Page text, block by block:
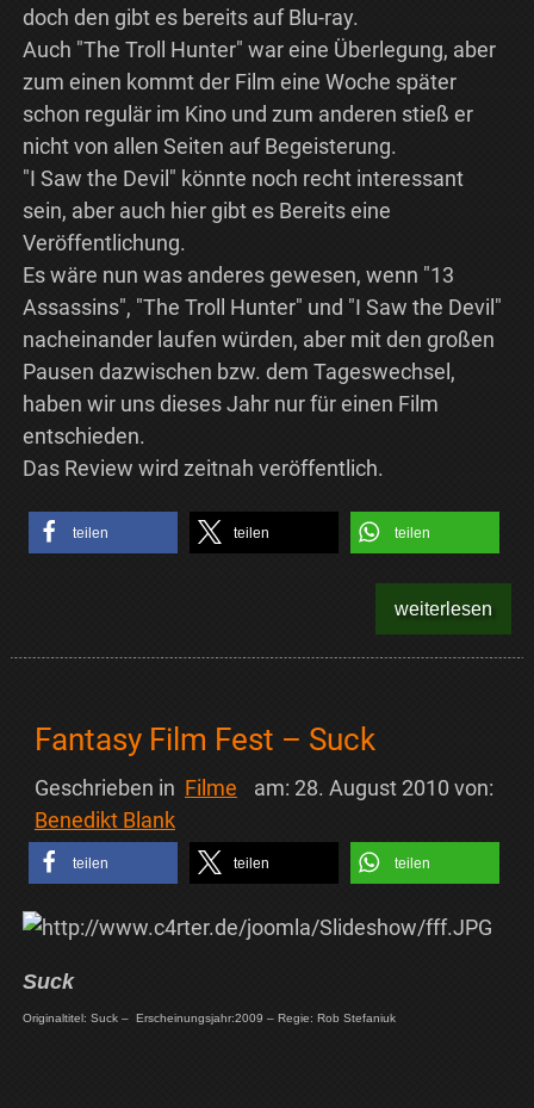
doch den gibt es bereits auf Blu-ray.
Auch "The Troll Hunter" war eine Überlegung, aber
zum einen kommt der Film eine Woche später
schon regulär im Kino und zum anderen stieß er
nicht von allen Seiten auf Begeisterung.
"I Saw the Devil" könnte noch recht interessant
sein, aber auch hier gibt es Bereits eine
Veröffentlichung.
Es wäre nun was anderes gewesen, wenn "13
Assassins", "The Troll Hunter" und "I Saw the Devil"
nacheinander laufen würden, aber mit den großen
Pausen dazwischen bzw. dem Tageswechsel,
haben wir uns dieses Jahr nur für einen Film
entschieden.
Das Review wird zeitnah veröffentlich.
teilen teilen teilen
weiterlesen
Fantasy Film Fest – Suck
Geschrieben in Filme am: 28. August 2010 von:
Benedikt Blank
teilen teilen teilen
Suck
Originaltitel: Suck – Erscheinungsjahr:2009 – Regie: Rob Stefaniuk